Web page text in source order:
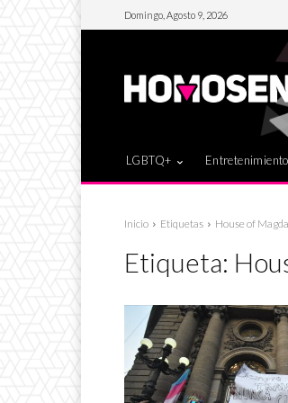
Domingo, Agosto 9, 2026
LGBTQ+ Entretenimiento
Inicio Etiquetas House of
Etiqueta: